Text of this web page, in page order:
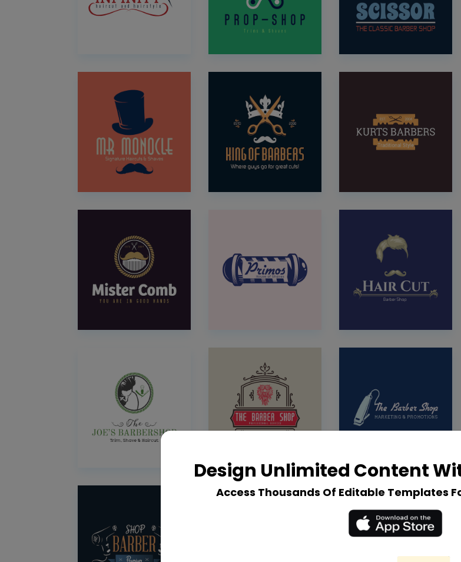
Design Unlimited Content
Access Thousands Of Editable Templates